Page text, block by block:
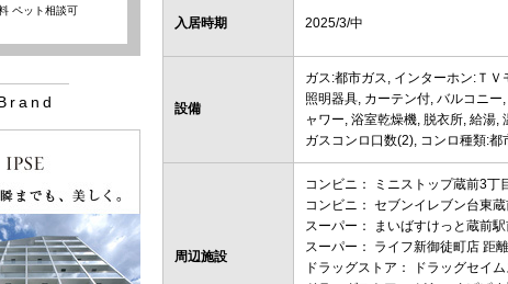
入居時期 2025/3/中
設備
ガス:都市ガス, インターホン:Ｔ
照明器具, カーテン付, バルコニ
ャワー, 浴室乾燥機, 脱衣所, 給湯
ガスコンロ口数(2), コンロ種類:
周辺施設
コンビニ： ミニストップ蔵前3丁
コンビニ： セブンイレブン台東
スーパー： まいばすけっと蔵前
スーパー： ライフ新御徒町店 距
ドラッグストア： ドラッグセイ
ペット相談可